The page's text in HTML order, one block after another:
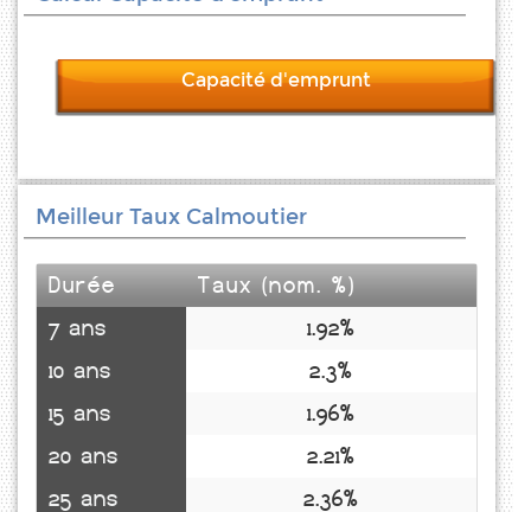
Capacité d'emprunt
Meilleur Taux Calmoutier
Durée
Taux (nom. %)
7 ans
1.92%
10 ans
2.3%
15 ans
1.96%
20 ans
2.21%
25 ans
2.36%